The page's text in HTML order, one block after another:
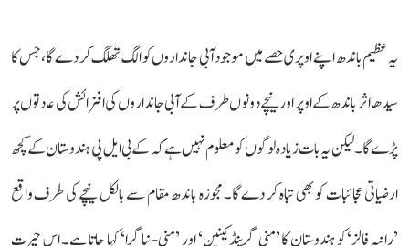
یہ عظیم باندھ اپنے اوپری حصے میں موجود آبی جانداروں کو الگ تھلگ کر دے گا، جس کا
سیدھا اثر باندھ کے اوپر اور نیچے دونوں طرف کے آبی جانداروں کی افزائش کی عادتوں پر
پڑے گا۔ لیکن یہ بات زیادہ لوگوں کو معلوم نہیں ہے کہ کے بی ایل پی ہندوستان کے کچھ
ارضیاتی عجائبات کو بھی تباہ کر دے گا۔ مجوزہ باندھ مقام سے بالکل نیچے کی طرف واقع
’رانیہ فالز‘ کو ہندوستان کا ’منی گرینڈ کینین‘ اور ’منی-نیاگرا‘ کہا جاتا ہے۔ اس حیرت